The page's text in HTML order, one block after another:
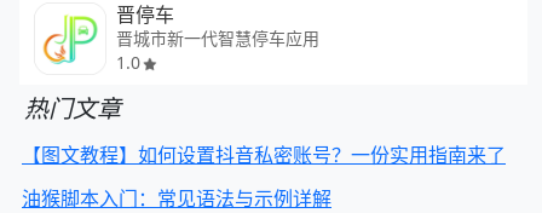
晋停车
晋城市新一代智慧停车应用
1.0
热门文章
【图文教程】如何设置抖音私密账号？一份实用指南来了
油猴脚本入门：常见语法与示例详解